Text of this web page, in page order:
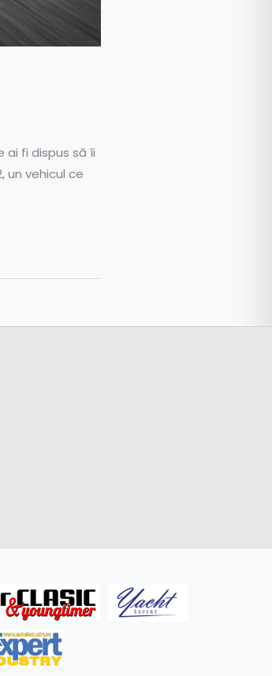
ai fi dispus să îi
un vehicul ce